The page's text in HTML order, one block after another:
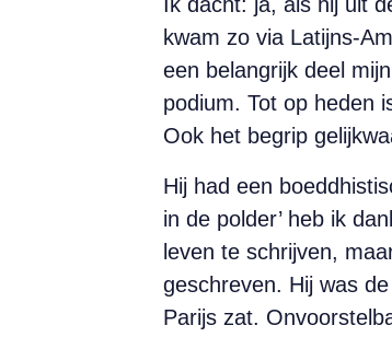
kwam zo via Latijns-
een belangrijk deel
podium. Tot op heden
Ook het begrip
Hij had een
in de polder’ heb ik
leven te schrijven,
geschreven. Hij was
Parijs zat.